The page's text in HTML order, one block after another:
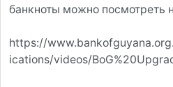
банкноты можно посмотреть
https://
ications/videos/